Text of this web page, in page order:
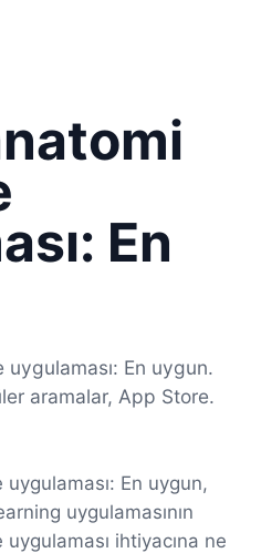
En
En uygun.
aramalar, App Store.
En uygun,
uygulamasının
ihtiyacına ne